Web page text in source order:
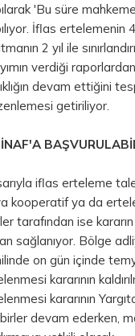
'Bu süre
İflas ertelemenin
2 yıl ile
verdiği
devam ettiğini
getiriliyor.
iflas erteleme
kooperatif ya da
tarafından ise
sağlanıyor. Bölge
on gün içinde
kararının
kararının
devam ederken,